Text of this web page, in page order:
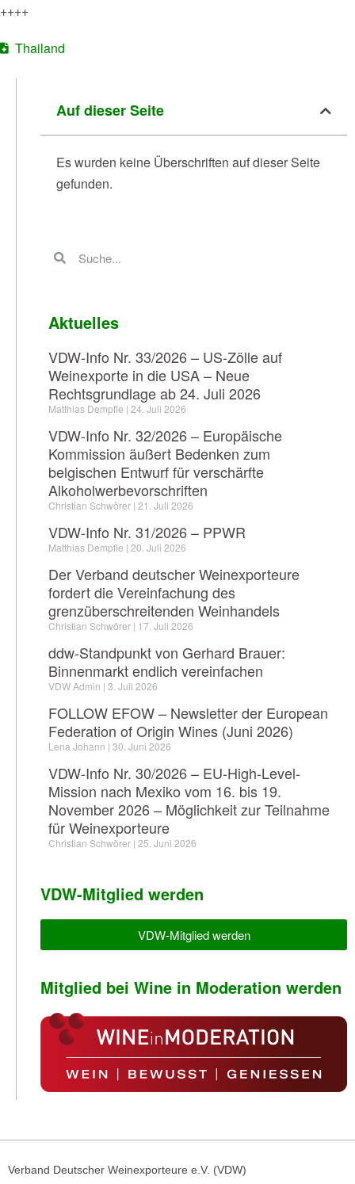
++++
Thailand
Auf dieser Seite
Es wurden keine Überschriften auf dieser Seite
gefunden.
Aktuelles
VDW-Info Nr. 33/2026 – US-Zölle auf
Weinexporte in die USA – Neue
Rechtsgrundlage ab 24. Juli 2026
Matthias Dempfle 24. Juli 2026
VDW-Info Nr. 32/2026 – Europäische
Kommission äußert Bedenken zum
belgischen Entwurf für verschärfte
Alkoholwerbevorschriften
Christian Schwörer 21. Juli 2026
VDW-Info Nr. 31/2026 – PPWR
Matthias Dempfle 20. Juli 2026
Der Verband deutscher Weinexporteure
fordert die Vereinfachung des
grenzüberschreitenden Weinhandels
Christian Schwörer 17. Juli 2026
ddw-Standpunkt von Gerhard Brauer:
Binnenmarkt endlich vereinfachen
VDW Admin 3. Juli 2026
FOLLOW EFOW – Newsletter der European
Federation of Origin Wines (Juni 2026)
Lena Johann 30. Juni 2026
VDW-Info Nr. 30/2026 – EU-High-Level-
Mission nach Mexiko vom 16. bis 19.
November 2026 – Möglichkeit zur Teilnahme
für Weinexporteure
Christian Schwörer 25. Juni 2026
VDW-Mitglied werden
VDW-Mitglied werden
Mitglied bei Wine in Moderation werden
Verband Deutscher Weinexporteure e.V. (VDW)